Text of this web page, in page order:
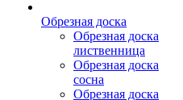
Обрезная доска
Обрезная доска
лиственница
Обрезная доска
сосна
Обрезная доска